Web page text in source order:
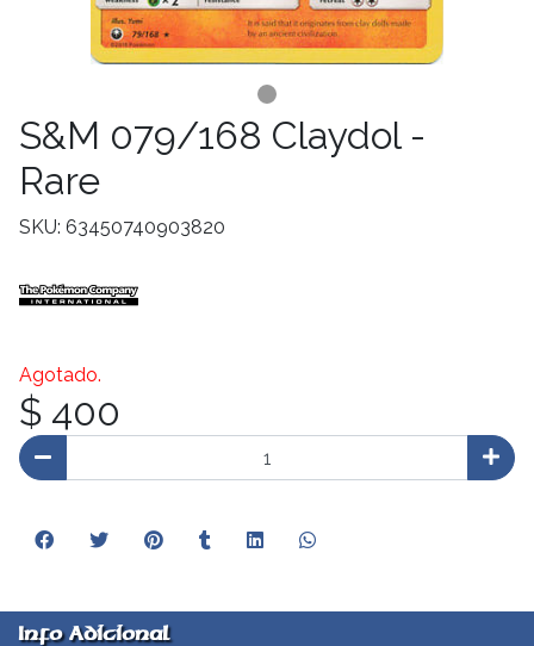
S&M 079/168 Claydol -
Rare
SKU: 63450740903820
Agotado.
$ 400
Info Adicional